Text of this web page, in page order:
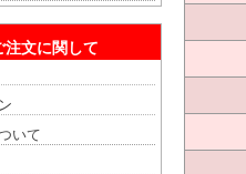
注文に関して
いて